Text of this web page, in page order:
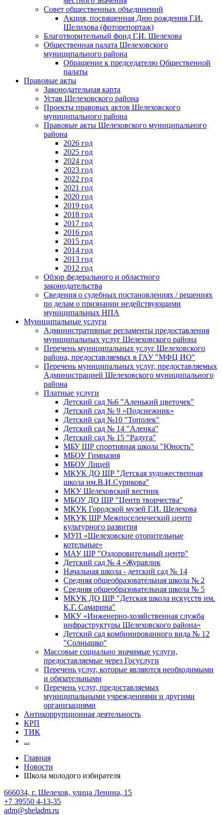
Совет общественных объединений
Акция, посвященная Дню рождения Г.И.
Шелихова (фоторепортаж)
Благотворительный фонд Г.И. Шелехова
Общественная палата Шелеховского
муниципального района
Обращение к председателю Общественной
палаты
Правовые акты
Законодательная карта
Устав Шелеховского района
Проекты правовых актов Шелеховского
муниципального района
Правовые акты Шелеховского муниципального
района
2026 год
2025 год
2024 год
2023 год
2022 год
2021 год
2020 год
2019 год
2018 год
2017 год
2016 год
2015 год
2014 год
2013 год
2012 год
Обзор федерального и областного
законодательства
Сведения о судебных постановлениях / решениях
по делам о признании недействующими
муниципальных НПА
Муниципальные услуги
Административные регламенты предоставления
муниципальных услуг Шелеховского района
Перечень муниципальных услуг Шелеховского
района, предоставляемых в ГАУ "МФЦ ИО"
Перечень муниципальных услуг, предоставляемых
Администрацией Шелеховского муниципального
района
Платные услуги
Детский сад №6 "Аленький цветочек"
Детский сад № 9 «Подснежник»
Детский сад №10 "Тополек"
Детский сад № 14 "Аленка"
Детский сад № 15 "Радуга"
МБУ ШР спортивная школа "Юность"
МБОУ Гимназия
МБОУ Лицей
МКУК ДО ШР "Детская художественная
школа им.В.И.Сурикова"
МКУ Шелеховский вестник
МБОУ ДО ШР "Центр творчества"
МКУК Городской музей Г.И. Шелехова
МКУК ШР Межпоселенческий центр
культурного развития
МУП «Шелеховские отопительные
котельные»
МАУ ШР "Оздоровительный центр"
Детский сад № 4 «Журавлик
Начальная школа - детский сад № 14
Средняя общеобразовательная школа № 2
Средняя общеобразовательная школа № 5
МКУК ДО ШР "Детская школа искусств им.
К.Г. Самарина"
МКУ «Инженерно-хозяйственная служба
инфраструктуры Шелеховского района»
Детский сад комбинированного вида № 12
"Солнышко"
Массовые социально значимые услуги,
предоставляемые через Госуслуги
Перечень услуг, которые являются необходимыми
и обязательными
Перечень услуг, предоставляемых
муниципальными учреждениями и другими
организациями
Антикоррупционная деятельность
КРП
ТИК
...
Главная
Новости
Школа молодого избирателя
666034, г. Шелехов, улица Ленина, 15
+7 39550 4-13-35
adm@sheladm.ru